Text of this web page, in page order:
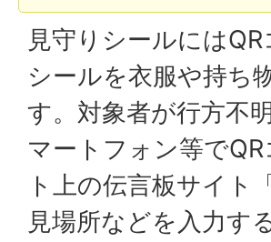
見守りシールには
シールを衣服や持ち
す。対象者が行方不
マートフォン等で
ト上の伝言板サイト
見場所などを入力す